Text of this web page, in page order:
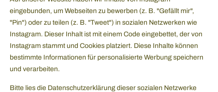
eingebunden, um Webseiten zu bewerben (z. B. "Gefällt mir",
"Pin") oder zu teilen (z. B. "Tweet") in sozialen Netzwerken wie
Instagram. Dieser Inhalt ist mit einem Code eingebettet, der von
Instagram stammt und Cookies platziert. Diese Inhalte können
bestimmte Informationen für personalisierte Werbung speichern
und verarbeiten.
Bitte lies die Datenschutzerklärung dieser sozialen Netzwerke